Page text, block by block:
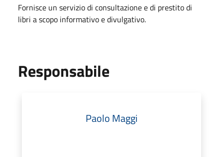
Fornisce un servizio di consultazione e di prestito di
libri a scopo informativo e divulgativo.
Responsabile
Paolo Maggi